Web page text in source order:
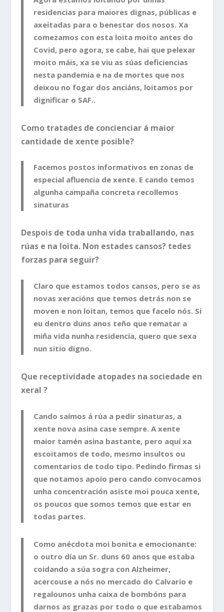
residencias para maiores dignas, públicas e
axeitadas para o benestar dos nosos. Xa
comezamos con esta loita moito antes do
Covid, pero agora, se cabe, hai que pelexar
moito máis, xa se viu as súas deficiencias
nesta pandemia e na de mortes que nos
deixou no fogar dos anciáns, loitamos por
dignificar o SAF..
Como tratades de concienciar á maior
cantidade de xente posible?
Facemos postos informativos en zonas de
especial afluencia de xente. E cando temos
algunha campaña concreta recollemos
sinaturas
Despois de toda unha vida traballando, nas
rúas e na loita. Non estades cansos? tedes
forzas para seguir?
Claro que estamos todos cansos, pero se as
novas xeracións que temos detrás non se
moven e non loitan, temos que facelo nós. Si
eu dentro duns anos teño que rematar a
miña vida nunha residencia, quero que sexa
nun sitio digno.
Que receptividade atopades na sociedade en
xeral ?
Cando saímos á rúa a pedir sinaturas, a
xente nova asina case sempre. A xente
maior tamén asina bastante, pero aquí xa
escoitamos de todo, mesmo insultos ou
comentarios de todo tipo. Pedindo firmas si
que notamos apoio pero cando convocamos
unha concentración asiste moi pouca xente,
os poucos que somos temos que estar en
todas partes.
Como anécdota moi bonita e emocionante:
o outro día un Sr. duns 60 anos que estaba
coidando a súa sogra con Alzheimer,
acercouse a nós no mercado do Calvario e
regalounos unha caixa de bombóns para
darnos as grazas por todo o que estabamos